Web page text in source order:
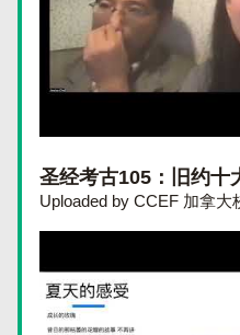
圣经考古105：旧约十
Uploaded by CCEF 加拿大